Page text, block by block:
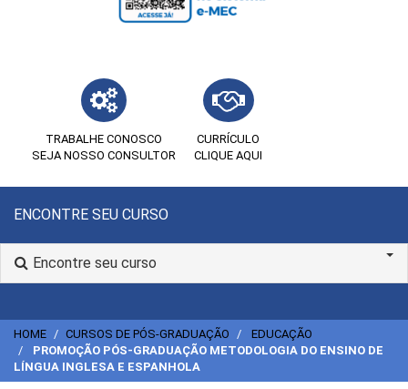
TRABALHE CONOSCO
SEJA NOSSO CONSULTOR
CURRÍCULO
CLIQUE AQUI
ENCONTRE SEU CURSO
Encontre seu curso
HOME CURSOS DE PÓS-GRADUAÇÃO
EDUCAÇÃO
PROMOÇÃO PÓS-GRADUAÇÃO METODOLOGIA DO ENSINO DE
LÍNGUA INGLESA E ESPANHOLA